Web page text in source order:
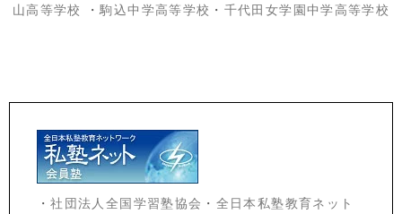
山高等学校
・駒込中学高等学校 ・ 千代田女学園中学高等学校
・社団法人全国学習塾協会 ・ 全日本私塾教育ネット